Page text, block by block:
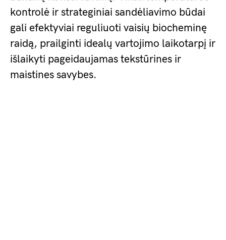
kontrolė ir strateginiai sandėliavimo būdai
gali efektyviai reguliuoti vaisių biocheminę
raidą, prailginti idealų vartojimo laikotarpį ir
išlaikyti pageidaujamas tekstūrines ir
maistines savybes.